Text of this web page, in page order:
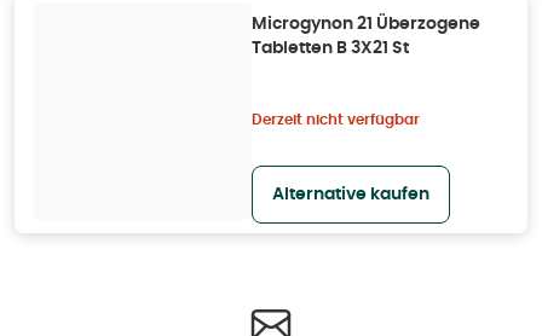
Microgynon 21 Überzogene
Tabletten B 3X21 St
Derzeit nicht verfügbar
Alternative kaufen